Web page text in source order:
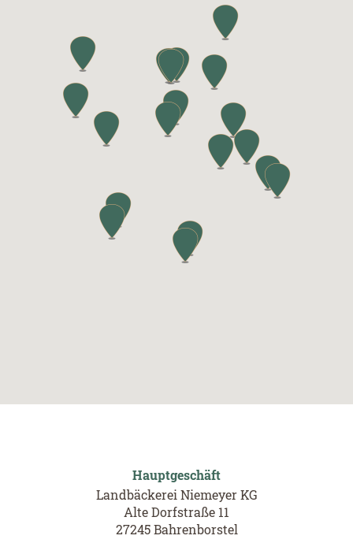
Hauptgeschäft
Landbäckerei Niemeyer KG
Alte Dorfstraße 11
27245 Bahrenborstel